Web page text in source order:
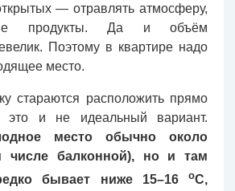
— отравлять атмосферу,
продукты. Да и объём
Поэтому в квартире надо
место.
стараются расположить прямо
это и не идеальный вариант.
место обычно около
числе балконной), но и там
бывает ниже 15–16 оС,